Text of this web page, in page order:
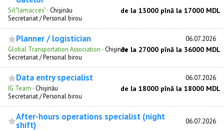
Srl"lamacces"· Chişinău de la 13000 pînă la 17000 MDL
Secretariat / Personal birou
Planner / logistician 06.07.2026
Global Transportation Association · Chişinăude la 27000 pînă la 36000 MDL
Secretariat / Personal birou
Data entry specialist 06.07.2026
IG Team · Chişinău de la 18000 pînă la 18000 MDL
Secretariat / Personal birou
After-hours operations specialist (night
shift) 06.07.2026